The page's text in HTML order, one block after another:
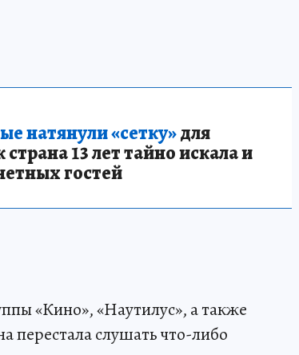
натянули «сетку»для
13 лет тайно искала и
гостей
«Кино», «Наутилус», а также
перестала слушать что-либо